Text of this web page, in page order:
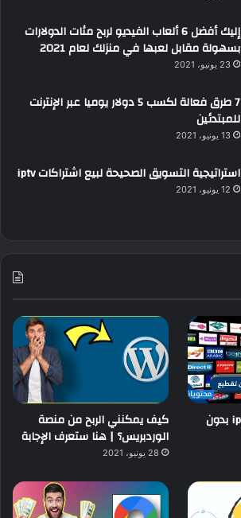
إليك أفضل 6 ألعاب الفيديو لربح مئات الدولارات
بسهولة مقابل لعبها في منزلك لعام 2021
23 يونيو، 2021
7 طرق فعالة لكسب 5 دولار يوميا عبر الإنترنت
للمبتدئين
13 يونيو، 2021
استراتيجية التسويق الصحيحة لبيع اشتراكات iptv
12 يونيو، 2021
ماهو أفضل اشتراك iptv بدون
كيف يمكنني الربح من منصة
الوردبريس؟ | هنا ستعرف الإجابة
28 يونيو، 2021